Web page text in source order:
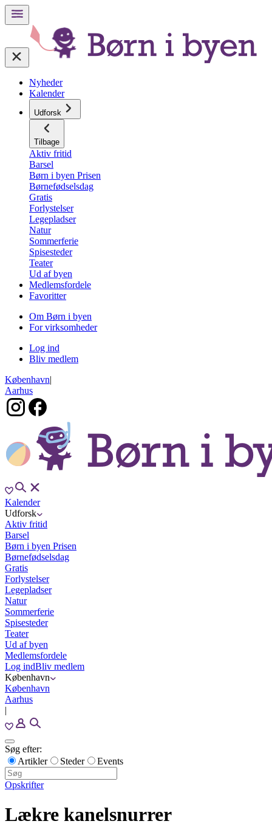
Nyheder
Kalender
Udforsk
Tilbage
Aktiv fritid
Barsel
Børn i byen Prisen
Børnefødselsdag
Gratis
Forlystelser
Legepladser
Natur
Sommerferie
Spisesteder
Teater
Ud af byen
Medlemsfordele
Favoritter
Om Børn i byen
For virksomheder
Log ind
Bliv medlem
København|
Aarhus
Kalender
Udforsk
Aktiv fritid
Barsel
Børn i byen Prisen
Børnefødselsdag
Gratis
Forlystelser
Legepladser
Natur
Sommerferie
Spisesteder
Teater
Ud af byen
Medlemsfordele
Log indBliv medlem
København
København
Aarhus
|
Søg efter:
Artikler
Steder Events
Opskrifter
Lækre kanelsnurrer